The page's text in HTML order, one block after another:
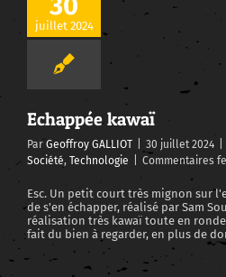
juillet 2024
Echappée kawaï
Par Geoffroy GALLIOT 30 juillet 2024
Société, Technologie Commentaires
Esc. Un petit court très mignon sur
de s'en échapper, réalisé par Sam
réalisation très kawaï toute en
fait du bien à regarder, en plus de